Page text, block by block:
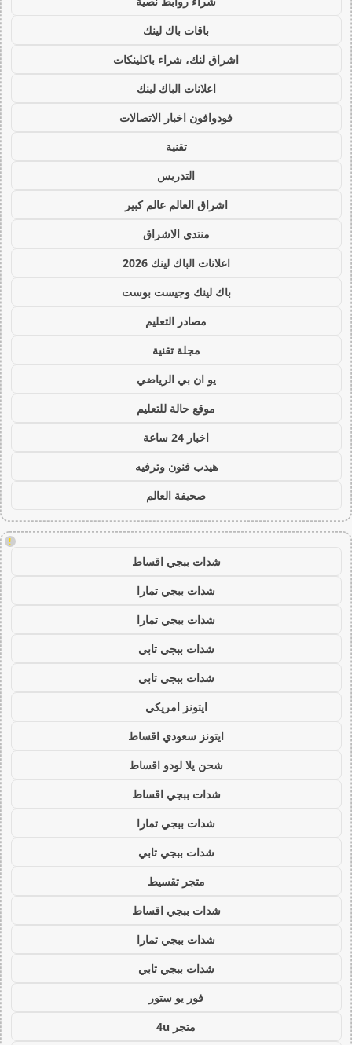
باقات باك لينك
اشراق لنك، شراء باكلينكات
اعلانات الباك لينك
فودوافون اخبار الاتصالات
تقنية
التدريس
اشراق العالم عالم كبير
منتدى الاشراق
اعلانات الباك لينك 2026
باك لينك وجيست بوست
مصادر التعليم
مجلة تقنية
يو ان بي الرياضي
موقع حالة للتعليم
اخبار 24 ساعة
هيدب فنون وترفيه
صحيفة العالم
!
شدات ببجي اقساط
شدات ببجي تمارا
شدات ببجي تمارا
شدات ببجي تابي
شدات ببجي تابي
ايتونز امريكي
ايتونز سعودي اقساط
شحن يلا لودو اقساط
شدات ببجي اقساط
شدات ببجي تمارا
شدات ببجي تابي
متجر تقسيط
شدات ببجي اقساط
شدات ببجي تمارا
شدات ببجي تابي
فور يو ستور
متجر 4u